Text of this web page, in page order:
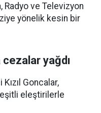
Radyo ve Televizyon
yönelik kesin bir
cezalar yağdı
Goncalar,
eleştirilerle